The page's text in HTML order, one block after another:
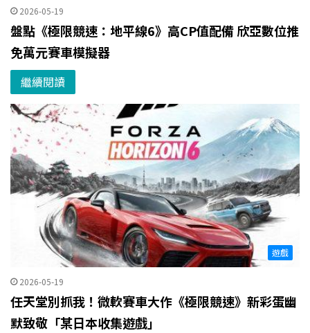
2026-05-19
盤點《極限競速：地平線6》高CP值配備 欣亞數位推
免萬元賽車模擬器
繼續閱讀
遊戲
2026-05-19
任天堂別抓我！微軟賽車大作《極限競速》新彩蛋幽
默致敬「某日本收集遊戲」